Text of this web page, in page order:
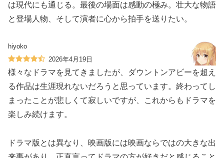
は現代にも通じる。最後の場面は感動の極み。壮大な物語
と登場人物、そして演者に心から拍手を送りたい。
hiyoko
2026年4月19日
様々なドラマを見てきましたが、ダウントンアビーを超え
る作品は生涯現れないだろうと思っています。終わってし
まったことが悲しくて寂しいですが、これからもドラマを
楽しみ続けます。
ドラマ版とは異なり、映画版には映画ならではの大きな出